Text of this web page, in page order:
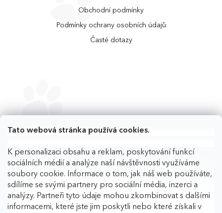
Tato webová stránka používá cookies.
K personalizaci obsahu a reklam, poskytování funkcí
sociálních médií a analýze naší návštěvnosti využíváme
soubory cookie. Informace o tom, jak náš web používáte,
sdílíme se svými partnery pro sociální média, inzerci a
analýzy. Partneři tyto údaje mohou zkombinovat s dalšími
informacemi, které jste jim poskytli nebo které získali v
Obchodní podmínky
Podmínky ochrany osobních údajů
Časté dotazy